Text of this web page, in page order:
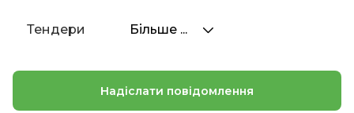
Тендери Більше ...
Надіслати повідомлення